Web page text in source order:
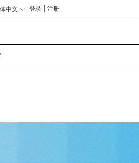
中文 登录 注册